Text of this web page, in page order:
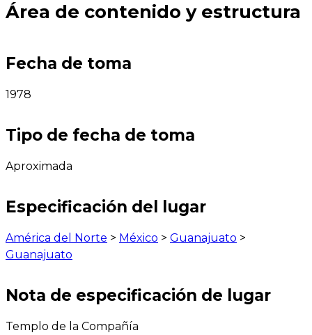
Área de contenido y estructura
Fecha de toma
1978
Tipo de fecha de toma
Aproximada
Especificación del lugar
América del Norte > México > Guanajuato >
Guanajuato
Nota de especificación de lugar
Templo de la Compañía